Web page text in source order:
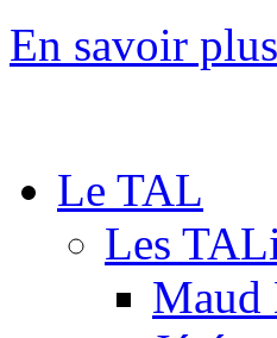
En savoir plus
Le TAL
Les
Maud